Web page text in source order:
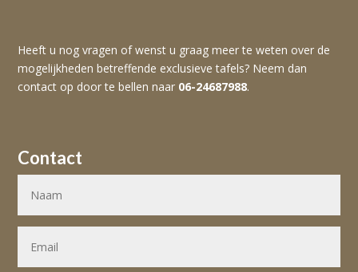
Heeft u nog vragen of wenst u graag meer te weten over de
mogelijkheden betreffende exclusieve tafels? Neem dan
contact op door te bellen naar 06-24687988.
Contact